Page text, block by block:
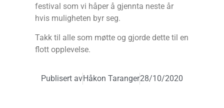
festival som vi håper å gjennta neste år
hvis muligheten byr seg.
Takk til alle som møtte og gjorde dette til en
flott opplevelse.
Publisert avHåkon Taranger28/10/2020